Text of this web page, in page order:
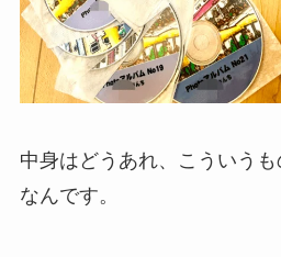
中身はどうあれ、こういう
なんです。